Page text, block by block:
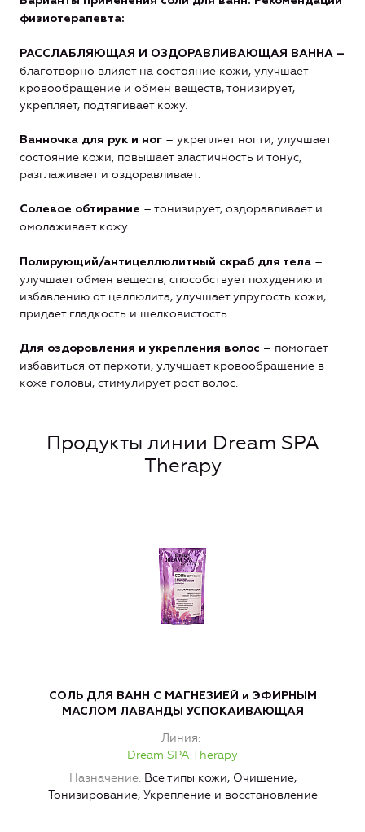
физиотерапевта:
РАССЛАБЛЯЮЩАЯ И ОЗДОРАВЛИВАЮЩАЯ ВАННА –
благотворно влияет на состояние кожи, улучшает
кровообращение и обмен веществ, тонизирует,
укрепляет, подтягивает кожу.
Ванночка для рук и ног – укрепляет ногти, улучшает
состояние кожи, повышает эластичность и тонус,
разглаживает и оздоравливает.
Солевое обтирание – тонизирует, оздоравливает и
омолаживает кожу.
Полирующий/антицеллюлитный скраб для тела –
улучшает обмен веществ, способствует похудению и
избавлению от целлюлита, улучшает упругость кожи,
придает гладкость и шелковистость.
Для оздоровления и укрепления волос – помогает
избавиться от перхоти, улучшает кровообращение в
коже головы, стимулирует рост волос.
Продукты линии Dream SPA
Therapy
СОЛЬ ДЛЯ ВАНН С МАГНЕЗИЕЙ и ЭФИРНЫМ
МАСЛОМ ЛАВАНДЫ УСПОКАИВАЮЩАЯ
Линия
Dream SPA Therapy
Назначение Все типы кожи, Очищение,
Тонизирование, Укрепление и восстановление